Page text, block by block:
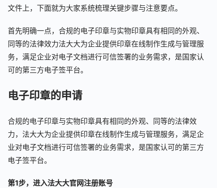
文件上，下面就为大家系统梳理关键步骤与注意要点。​
首先明确一点，合规的电子印章与实物印章具有相同的外观、
同等的法律效力法大大为企业提供印章在线制作生成与管理服
务，满足企业对电子文档进行可信签署的业务需求，是国家认
可的第三方电子签平台。
电子印章的申请
合规的电子印章与实物印章具有相同的外观、同等的法律效
力，法大大为企业提供印章在线制作生成与管理服务，满足企
业对电子文档进行可信签署的业务需求，是国家认可的第三方
电子签平台。
第1步，进入法大大官网注册账号